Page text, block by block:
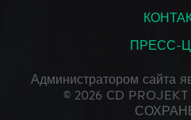
ПРЕСС-
Администратором сайта
© 2026 CD